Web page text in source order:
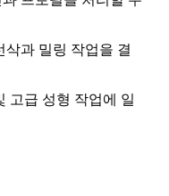
삭과 밀링 작업을 결
고급 성형 작업에 일